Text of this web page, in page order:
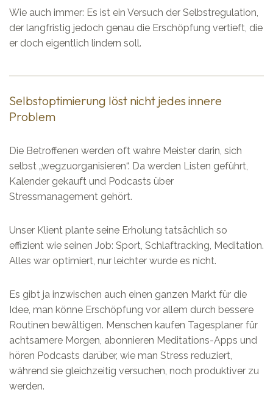
Wie auch immer: Es ist ein Versuch der Selbstregulation,
der langfristig jedoch genau die Erschöpfung vertieft, die
er doch eigentlich lindern soll.
Selbstoptimierung löst nicht jedes innere
Problem
Die Betroffenen werden oft wahre Meister darin, sich
selbst „wegzuorganisieren“. Da werden Listen geführt,
Kalender gekauft und Podcasts über
Stressmanagement gehört.
Unser Klient plante seine Erholung tatsächlich so
effizient wie seinen Job: Sport, Schlaftracking, Meditation.
Alles war optimiert, nur leichter wurde es nicht.
Es gibt ja inzwischen auch einen ganzen Markt für die
Idee, man könne Erschöpfung vor allem durch bessere
Routinen bewältigen. Menschen kaufen Tagesplaner für
achtsamere Morgen, abonnieren Meditations-Apps und
hören Podcasts darüber, wie man Stress reduziert,
während sie gleichzeitig versuchen, noch produktiver zu
werden.